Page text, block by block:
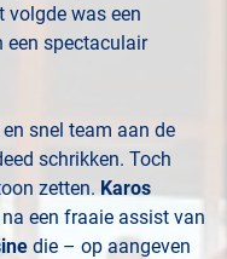
volgde was een
een spectaculair
snel team aan de
schrikken. Toch
zetten. Karos
een fraaie assist van
die – op aangeven